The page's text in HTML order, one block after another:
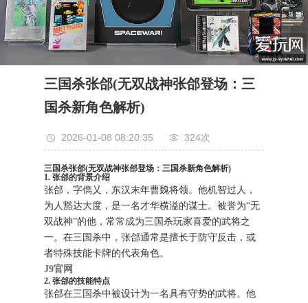
三国杀张郃(无双战神张郃登场：三
国杀新角色解析)
2026-01-08 08:20:35 324次
三国杀张郃(无双战神张郃登场：三国杀新角色解析)
1. 张郃的背景介绍
张郃，字儁乂，东汉末年曹魏将领。他机智过人，
为人豁达大度，是一名才华横溢的谋士。被誉为“无
双战神”的他，常常成为三国杀玩家喜爱的武将之
一。在三国杀中，张郃通常是擅长于防守反击，或
者特殊技能卡牌的代表角色。
J9官网
2. 张郃的技能特点
张郃在三国杀中被设计为一名具有守势的武将。他